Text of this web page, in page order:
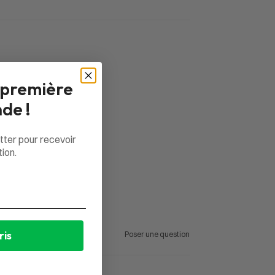
Poser une question
!
pour recevoir